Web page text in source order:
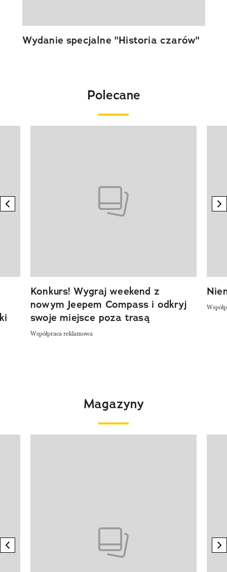
Wydanie specjalne "Historia czarów"
Polecane
previous element
Konkurs! Wygraj weekend z
nowym Jeepem Compass i odkryj
swoje miejsce poza trasą
Współpraca reklamowa
Magazyny
previous element